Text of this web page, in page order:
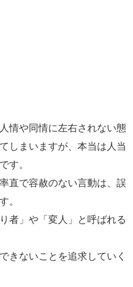
情や同情に左右されない態
しまいますが、本当は人当
す。
直で容赦のない言動は、誤
。
者」や「変人」と呼ばれる
きないことを追求していく